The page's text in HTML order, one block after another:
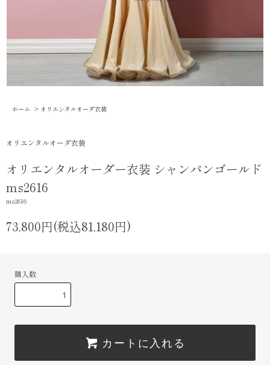
ホーム > オリエンタルオーダ衣装
オリエンタルオーダ衣装
オリエンタルオーダー衣装 シャンパンゴールド
ms2616
ms2616
73,800円(税込81,180円)
購入数
カートに入れる